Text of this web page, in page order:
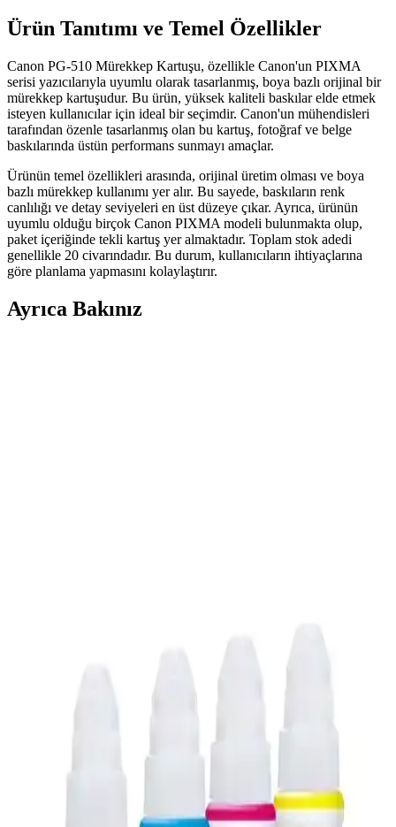
Ürün Tanıtımı ve Temel Özellikler
Canon PG-510 Mürekkep Kartuşu, özellikle Canon'un PIXMA
serisi yazıcılarıyla uyumlu olarak tasarlanmış, boya bazlı orijinal bir
mürekkep kartuşudur. Bu ürün, yüksek kaliteli baskılar elde etmek
isteyen kullanıcılar için ideal bir seçimdir. Canon'un mühendisleri
tarafından özenle tasarlanmış olan bu kartuş, fotoğraf ve belge
baskılarında üstün performans sunmayı amaçlar.
Ürünün temel özellikleri arasında, orijinal üretim olması ve boya
bazlı mürekkep kullanımı yer alır. Bu sayede, baskıların renk
canlılığı ve detay seviyeleri en üst düzeye çıkar. Ayrıca, ürünün
uyumlu olduğu birçok Canon PIXMA modeli bulunmakta olup,
paket içeriğinde tekli kartuş yer almaktadır. Toplam stok adedi
genellikle 20 civarındadır. Bu durum, kullanıcıların ihtiyaçlarına
göre planlama yapmasını kolaylaştırır.
Ayrıca Bakınız
çevre dostu çözümler sunar.
Yüksek Performans ve Kaliteli Baskı
MG3550 kartuş, Canon MG3550 yazıcılar için yüksek baskı
kalitesi, dayanıklılık ve kolay kullanım sunar. Orijinal kartuş tercih
ederek ekonomik ve çevre dostu baskılar elde edebilirsiniz.